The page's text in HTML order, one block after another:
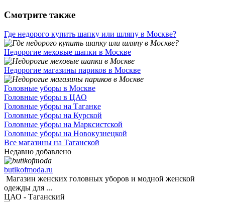
Смотрите также
Где недорого купить шапку или шляпу в Москве?
Недорогие меховые шапки в Москве
Недорогие магазины париков в Москве
Головные уборы в Москве
Головные уборы в ЦАО
Головные уборы на Таганке
Головные уборы на Курской
Головные уборы на Марксистской
Головные уборы на Новокузнецкой
Все магазины на Таганской
Недавно добавлено
butikofmoda.ru
Магазин женских головных уборов и модной женской
одежды для ...
ЦАО - Таганский